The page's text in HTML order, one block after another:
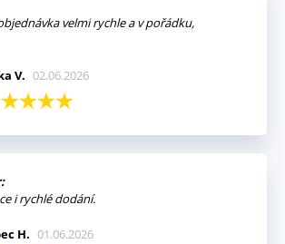
velmi rychle a v pořádku,
V. 02.06.2026
i rychlé dodání.
H. 01.06.2026